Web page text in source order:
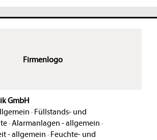
Firmenlogo
GmbH
· Füllstands- und
·Alarmanlagen - allgemein ·
- allgemein · Feuchte- und